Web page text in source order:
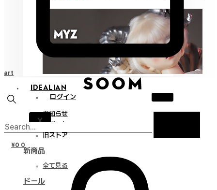
IDEALIAN
ログイン
X
お知らせ
サポート
旧ストア
新商品
全て見る
ドール
¥0 0